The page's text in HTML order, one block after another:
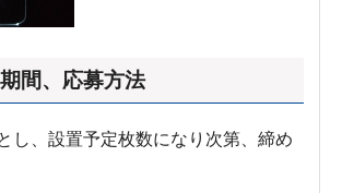
期間、応募方法
し、設置予定枚数になり次第、締め